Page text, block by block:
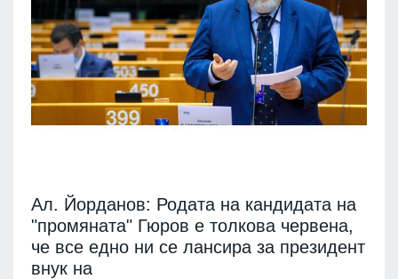
Ал. Йорданов: Родата на кандидата на
"промяната" Гюров е толкова червена,
че все едно ни се лансира за президент
внук на